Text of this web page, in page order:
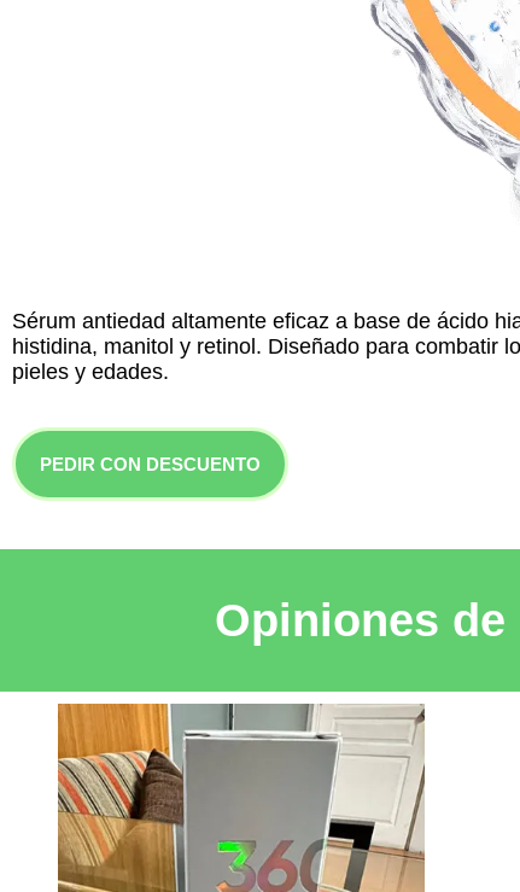
Sérum antiedad altamente eficaz a base de ácido
histidina, manitol y retinol. Diseñado para combatir
pieles y edades.
PEDIR CON DESCUENTO
Opiniones